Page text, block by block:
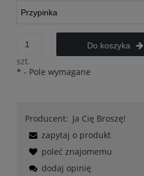
szt.
Do koszyka
* - Pole wymagane
Producent: Ja Cię Broszę!
zapytaj o produkt
poleć znajomemu
dodaj opinię